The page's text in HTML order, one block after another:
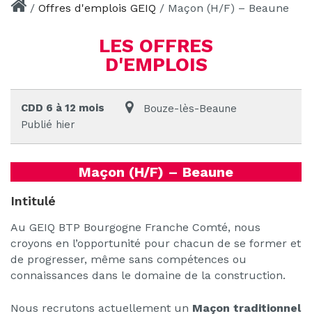
/ Offres d'emplois GEIQ / Maçon (H/F) – Beaune
LES OFFRES
D'EMPLOIS
CDD 6 à 12 mois
Bouze-lès-Beaune
Publié hier
Maçon (H/F) – Beaune
Intitulé
Au GEIQ BTP Bourgogne Franche Comté, nous
croyons en l’opportunité pour chacun de se former et
de progresser, même sans compétences ou
connaissances dans le domaine de la construction.
Nous recrutons actuellement un Maçon traditionnel